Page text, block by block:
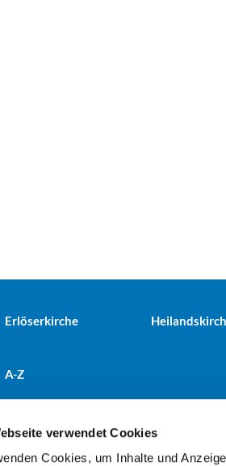
verwendet Cookies
Cookies, um Inhalte und
Erlöserkirche
A-Z
Kirchengemeinde Tiergarten · Alt-